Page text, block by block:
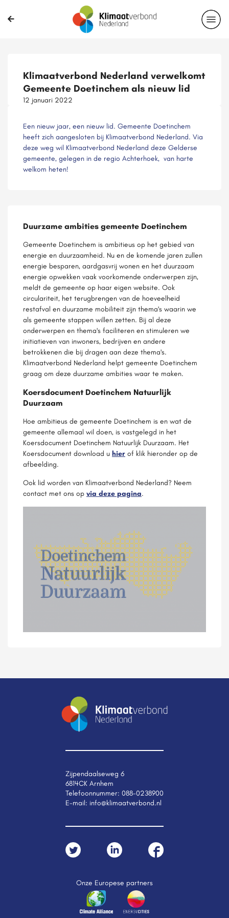
Klimaatverbond Nederland verwelkomt
Gemeente Doetinchem als nieuw lid
12 januari 2022
Een nieuw jaar, een nieuw lid. Gemeente Doetinchem
heeft zich aangesloten bij Klimaatverbond Nederland. Via
deze weg wil Klimaatverbond Nederland deze Gelderse
gemeente, gelegen in de regio Achterhoek, van harte
welkom heten!
Duurzame ambities gemeente Doetinchem
Gemeente Doetinchem is ambitieus op het gebied van
energie en duurzaamheid. Nu en de komende jaren zullen
energie besparen, aardgasvrij wonen en het duurzaam
energie opwekken vaak voorkomende onderwerpen zijn,
meldt de gemeente op haar eigen website. Ook
circulariteit, het terugbrengen van de hoeveelheid
restafval en duurzame mobiliteit zijn thema's waarin we
als gemeente stappen willen zetten. Bij al deze
onderwerpen en thema's faciliteren en stimuleren we
initiatieven van inwoners, bedrijven en andere
betrokkenen die bij dragen aan deze thema's.
Klimaatverbond Nederland helpt gemeente Doetinchem
graag om deze duurzame ambities waar te maken.
Koersdocument Doetinchem Natuurlijk
Duurzaam
Hoe ambitieus de gemeente Doetinchem is en wat de
gemeente allemaal wil doen, is vastgelegd in het
Koersdocument Doetinchem Natuurlijk Duurzaam. Het
Koersdocument download u hier of klik hieronder op de
afbeelding.
Ook lid worden van Klimaatverbond Nederland? Neem
contact met ons op via deze pagina.
Zijpendaalseweg 6
6814CK Arnhem
Telefoonnummer: 088-0238900
E-mail: info@klimaatverbond.nl
Onze Europese partners